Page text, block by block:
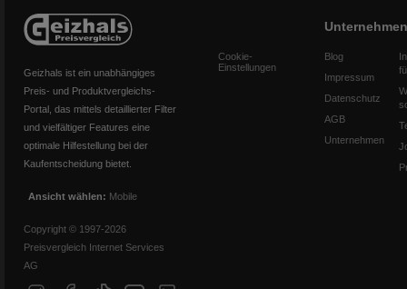
Geizhals ist ein unabhängiges
Preis- und Produktvergleichs-
Portal, das mittels detaillierter Filter
und vielfältiger Features eine
optimale Hilfestellung bei der
Kaufentscheidung bietet.
Ansicht wählen: Mobile
Copyright © 1997-2026
Preisvergleich Internet Services
AG
Cookie-
Einstellungen
Unternehmen
Blog
Impressum
Datenschutz
AGB
Unternehmen